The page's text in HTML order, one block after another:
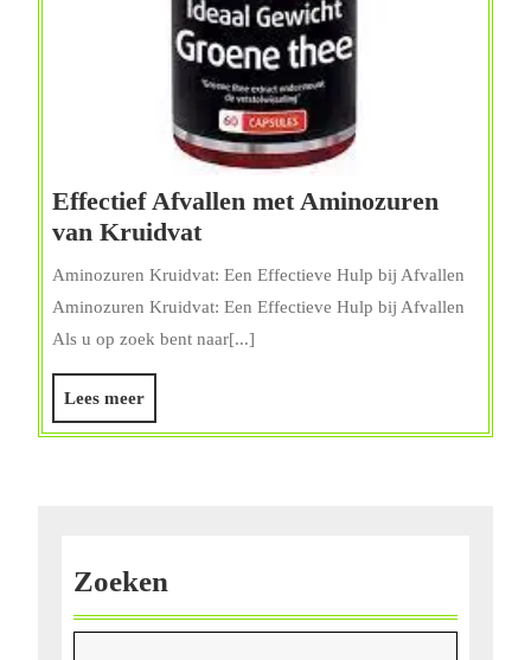
Effectief Afvallen met Aminozuren
van KruidvatEffectief
Afvallen
Aminozuren
van
Aminozuren Kruidvat: Een Effectieve Hulp bij Afvallen
Aminozuren Kruidvat: Een Effectieve Hulp bij Afvallen
Als u op zoek bent naar[...]
Lees meerLees
meer
Zoeken